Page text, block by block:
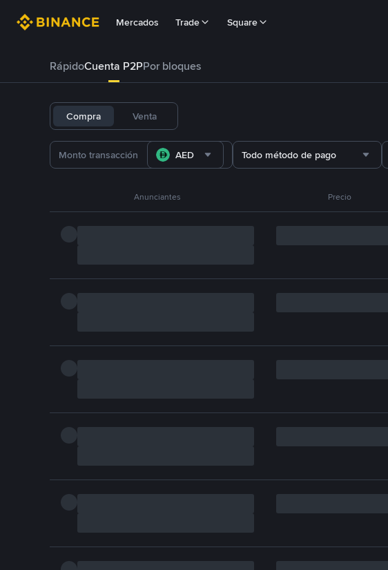
Mercados Trade Square
RápidoCuenta P2PPor bloques
Compra Venta
AED Todo método de pago
Anunciantes Precio